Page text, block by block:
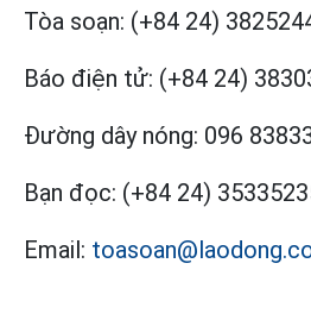
Tòa soạn: (+84 24)
Báo điện tử: (+84 24)
Đường dây nóng: 096
Bạn đọc: (+84 24)
Email: